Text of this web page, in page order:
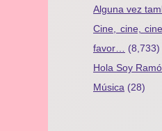
Alguna vez
Cine, cine,
favor…
(8,733)
Hola Soy
Música (28)